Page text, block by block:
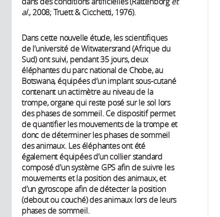
al., 2008; Truett & Cicchetti, 1976).
Dans cette nouvelle étude, les scientifiques
de l’université de Witwatersrand (Afrique du
Sud) ont suivi, pendant 35 jours, deux
éléphantes du parc national de Chobe, au
Botswana, équipées d’un implant sous-cutané
contenant un actimètre au niveau de la
trompe, organe qui reste posé sur le sol lors
des phases de sommeil. Ce dispositif permet
de quantifier les mouvements de la trompe et
donc de déterminer les phases de sommeil
des animaux. Les éléphantes ont été
également équipées d’un collier standard
composé d’un système GPS afin de suivre les
mouvements et la position des animaux, et
d’un gyroscope afin de détecter la position
(debout ou couché) des animaux lors de leurs
phases de sommeil.